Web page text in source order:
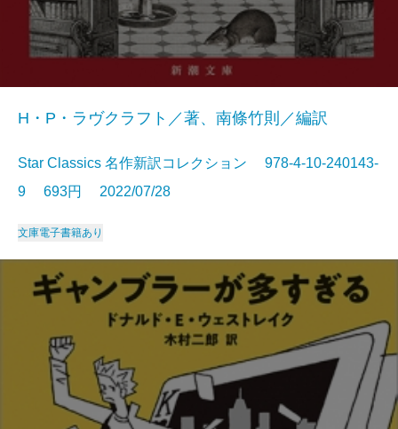
H・P・ラヴクラフト／著、南條竹則／編訳
Star Classics 名作新訳コレクション 978-4-10-240143-
9 693円 2022/07/28
文庫電子書籍あり